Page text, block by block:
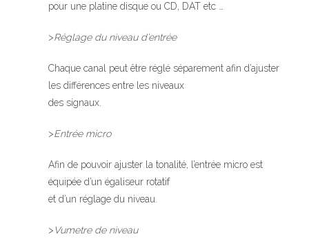
pour une platine disque ou CD, DAT etc …
>Réglage du niveau d’entrée
Chaque canal peut être réglé séparement afin d’ajuster
les différences entre les niveaux
des signaux.
>Entrée micro
Afin de pouvoir ajuster la tonalité, l’entrée micro est
équipée d’un égaliseur rotatif
et d’un réglage du niveau.
>Vumetre de niveau